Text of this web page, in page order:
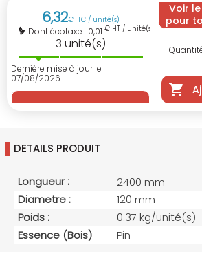
6,32€TTC / unité(s)
Dont écotaxe : 0,01 € HT / unité(s)
3 unité(s)
Dernière mise à jour le
07/08/2026
Voir
pour
DETAILS PRODUIT
Longueur :
2400 mm
Diametre :
120 mm
Poids :
0.37 kg/unité(s)
Essence (bois)
Pin